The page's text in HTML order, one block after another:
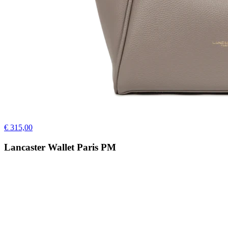
€ 315,00
Lancaster Wallet Paris PM